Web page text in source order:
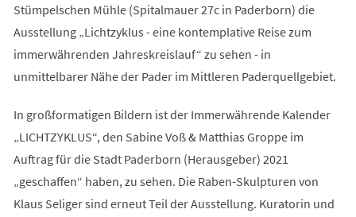
Stümpelschen Mühle (Spitalmauer 27c in Paderborn) die
Ausstellung „Lichtzyklus - eine kontemplative Reise zum
immerwährenden Jahreskreislauf“ zu sehen - in
unmittelbarer Nähe der Pader im Mittleren Paderquellgebiet.
In großformatigen Bildern ist der Immerwährende Kalender
„LICHTZYKLUS“, den Sabine Voß & Matthias Groppe im
Auftrag für die Stadt Paderborn (Herausgeber) 2021
„geschaffen“ haben, zu sehen. Die Raben-Skulpturen von
Klaus Seliger sind erneut Teil der Ausstellung. Kuratorin und